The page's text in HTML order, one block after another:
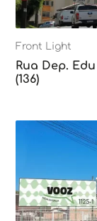
Front Light
Rua Dep.
(136)